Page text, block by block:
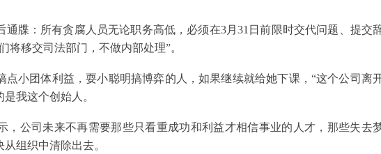
通牒：所有贪腐人员无论职务高低，必须在3月31日前限时交代问题、提交
将移交司法部门，不做内部处理”。
点小团体利益，耍小聪明搞博弈的人，如果继续就给她下课，“这个公司离
我这个创始人。
，公司未来不再需要那些只看重成功和利益才相信事业的人才，那些失去
组织中清除出去。